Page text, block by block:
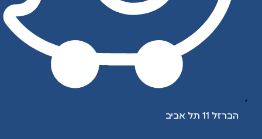
הברזל 11 תל אביב